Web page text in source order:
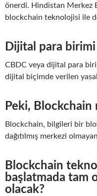
önerdi. Hindistan Merkez
blockchain teknolojisi ile
Dijital para
CBDC veya dijital para
dijital biçimde verilen
Peki, Blockchain
Blockchain, bilgileri bir
dağıtılmış merkezi
Blockchain
başlatmada tam
olacak?